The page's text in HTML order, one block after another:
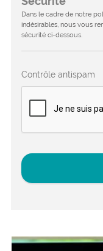
Dans le cadre de notre
indésirables, nous vous
sécurité ci-dessous.
Contrôle antispam